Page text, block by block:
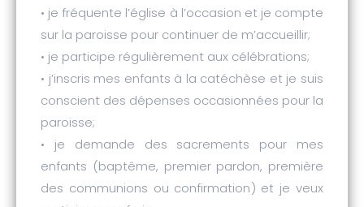
• je fréquente l’église à l’occasion et je compte
sur la paroisse pour continuer de m’accueillir;
• je participe régulièrement aux célébrations;
• j’inscris mes enfants à la catéchèse et je suis
conscient des dépenses occasionnées pour la
paroisse;
• je demande des sacrements pour mes
enfants (baptême, premier pardon, première
des communions ou confirmation) et je veux